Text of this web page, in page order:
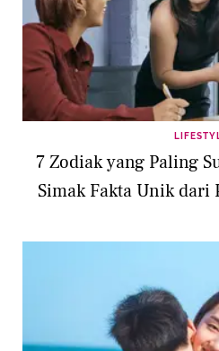
7 Zodiak yang Paling
Simak Fakta Unik